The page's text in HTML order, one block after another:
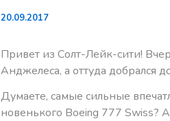
20.09.2017
Привет из Солт-Лейк-сити!
Анджелеса, а оттуда добрался
Думаете, самые сильные
новенького Boeing 777 Swiss?